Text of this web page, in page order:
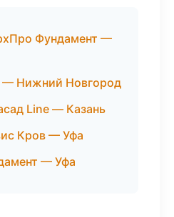
Фундамент —
— Нижний Новгород
Line — Казань
Кров — Уфа
— Уфа